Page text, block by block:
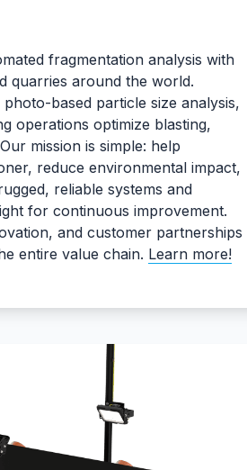
fragmentation analysis with
quarries around the world.
based particle size analysis,
operations optimize blasting,
mission is simple: help
reduce environmental impact,
reliable systems and
for continuous improvement.
and customer partnerships
entire value chain. Learn more!